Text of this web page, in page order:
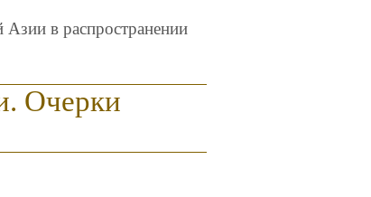
Азии в распространении
Очерки